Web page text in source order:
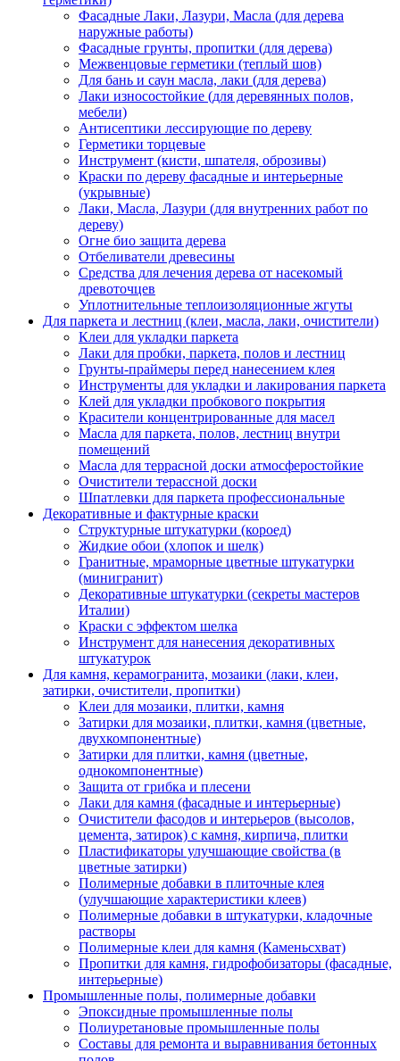
Фасадные Лаки, Лазури, Масла (для дерева
наружные работы)
Фасадные грунты, пропитки (для дерева)
Межвенцовые герметики (теплый шов)
Для бань и саун масла, лаки (для дерева)
Лаки износостойкие (для деревянных полов,
мебели)
Антисептики лесcирующие по дереву
Герметики торцевые
Инструмент (кисти, шпателя, оброзивы)
Краски по дереву фасадные и интерьерные
(укрывные)
Лаки, Масла, Лазури (для внутренних работ по
дереву)
Огне био защита дерева
Отбеливатели древесины
Средства для лечения дерева от насекомый
древоточцев
Уплотнительные теплоизоляционные жгуты
Для паркета и лестниц (клеи, масла, лаки, очистители)
Клеи для укладки паркета
Лаки для пробки, паркета, полов и лестниц
Грунты-праймеры перед нанесением клея
Инструменты для укладки и лакирования паркета
Клей для укладки пробкового покрытия
Красители концентрированные для масел
Масла для паркета, полов, лестниц внутри
помещений
Масла для террасной доски атмосферостойкие
Очистители терассной доски
Шпатлевки для паркета профессиональные
Декоративные и фактурные краски
Структурные штукатурки (короед)
Жидкие обои (хлопок и шелк)
Гранитные, мраморные цветные штукатурки
(минигранит)
Декоративные штукатурки (секреты мастеров
Италии)
Краски с эффектом шелка
Инструмент для нанесения декоративных
штукатурок
Для камня, керамогранита, мозаики (лаки, клеи,
затирки, очистители, пропитки)
Клеи для мозаики, плитки, камня
Затирки для мозаики, плитки, камня (цветные,
двухкомпонентные)
Затирки для плитки, камня (цветные,
однокомпонентные)
Защита от грибка и плесени
Лаки для камня (фасадные и интерьерные)
Очистители фасодов и интерьеров (высолов,
цемента, затирок) с камня, кирпича, плитки
Пластификаторы улучшающие свойства (в
цветные затирки)
Полимерные добавки в плиточные клея
(улучшающие характеристики клеев)
Полимерные добавки в штукатурки, кладочные
растворы
Полимерные клеи для камня (Каменьсхват)
Пропитки для камня, гидрофобизаторы (фасадные,
интерьерные)
Промышленные полы, полимерные добавки
Эпоксидные промышленные полы
Полиуретановые промышленные полы
Составы для ремонта и выравнивания бетонных